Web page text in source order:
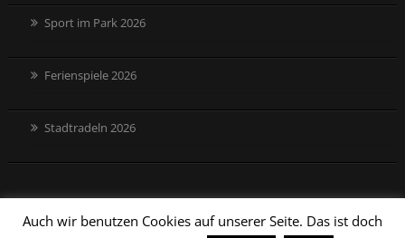
Sport im Park 2026
Ferienspiele 2026
Stadtradeln 2026
Auch wir benutzen Cookies auf unserer Seite. Das ist doch